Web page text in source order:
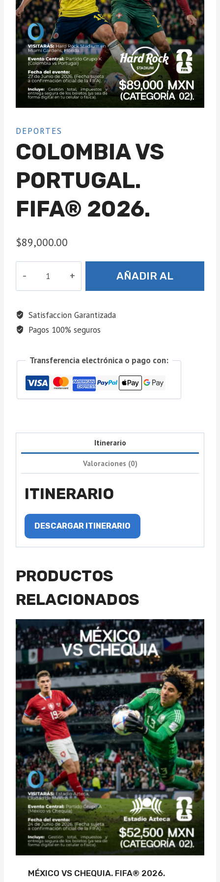
DEPORTES
COLOMBIA VS
PORTUGAL.
FIFA® 2026.
$89,000.00
PORTUGAL.
2026.
cantidad
AÑADIR AL
Satisfaccion Garantizada
Pagos 100% seguros
Transferencia electrónica o pago con:
Itinerario
Valoraciones (0)
ITINERARIO
DESCARGAR ITINERARIO
PRODUCTOS
RELACIONADOS
MÉXICO VS CHEQUIA. FIFA® 2026.